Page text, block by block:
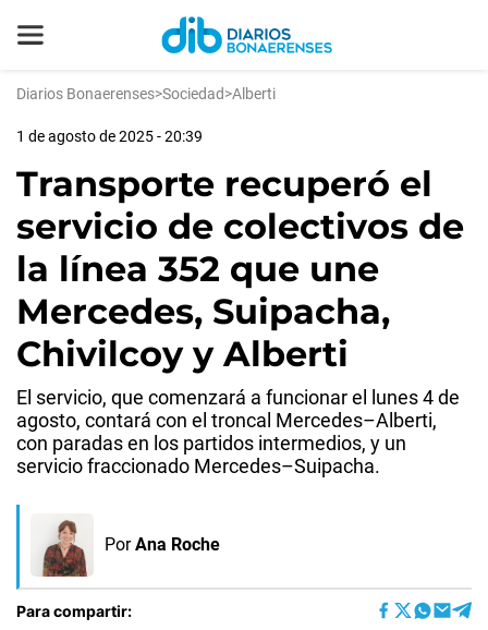
Diarios Bonaerenses>Sociedad>Alberti
1 de agosto de 2025 - 20:39
Transporte recuperó el
servicio de colectivos de
la línea 352 que une
Mercedes, Suipacha,
Chivilcoy y Alberti
El servicio, que comenzará a funcionar el lunes 4 de
agosto, contará con el troncal Mercedes–Alberti,
con paradas en los partidos intermedios, y un
servicio fraccionado Mercedes–Suipacha.
Por Ana Roche
Para compartir: